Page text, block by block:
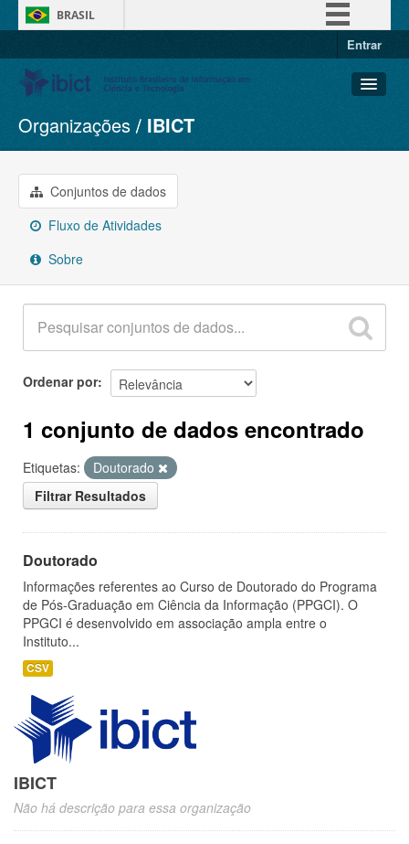
BRASIL
Entrar
Conjuntos de dados
Organizações
Grupos
Sobre
Organizações IBICT
Conjuntos de dados
Fluxo de Atividades
Sobre
Ordenar por
1 conjunto de dados encontrado
Etiquetas:
Doutorado
Filtrar Resultados
Doutorado
Informações referentes ao Curso de Doutorado do Programa
de Pós-Graduação em Ciência da Informação (PPGCI). O
PPGCI é desenvolvido em associação ampla entre o
Instituto...
CSV
IBICT
Não há descrição para essa organização